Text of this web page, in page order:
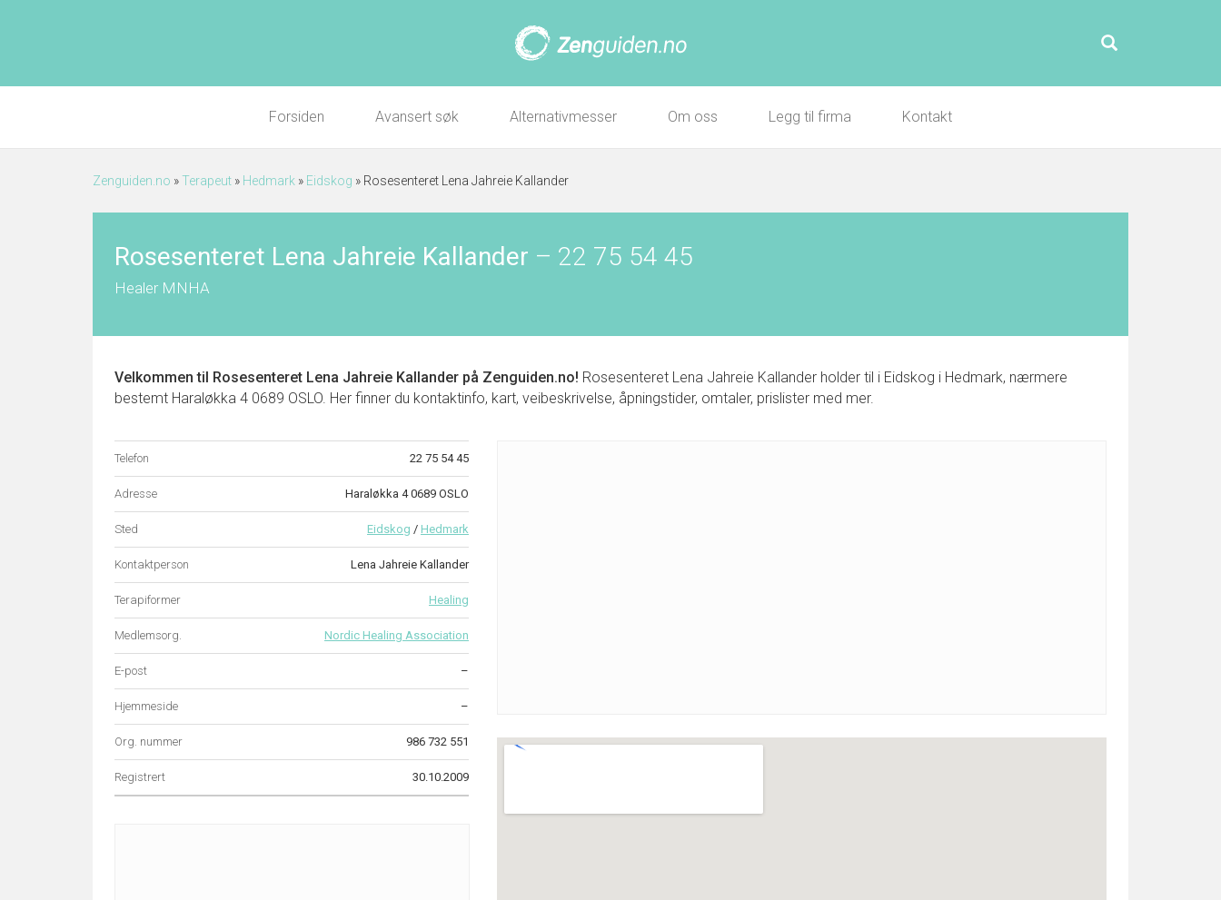
Forsiden Avansert søk Alternativmesser Om oss Legg til firma Kontakt
Zenguiden.no »Terapeut » Hedmark » Eidskog » Rosesenteret Lena Jahreie Kallander
Rosesenteret Lena Jahreie Kallander – 22 75 54 45
Healer MNHA
Velkommen til Rosesenteret Lena Jahreie Kallander på Zenguiden.no! Rosesenteret Lena Jahreie Kallander holder til i Eidskog i Hedmark, nærmere
bestemt Haraløkka 4 0689 OSLO. Her finner du kontaktinfo, kart, veibeskrivelse, åpningstider, omtaler, prislister med mer.
Telefon 22 75 54 45
Adresse Haraløkka 4 0689 OSLO
Sted Eidskog / Hedmark
Kontaktperson Lena Jahreie Kallander
Terapiformer Healing
Medlemsorg. Nordic Healing Association
E-post –
Hjemmeside –
Org. nummer 986 732 551
Registrert 30.10.2009